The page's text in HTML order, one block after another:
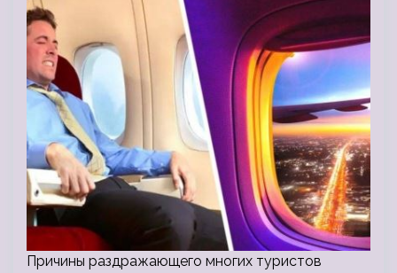
Причины раздражающего многих туристов